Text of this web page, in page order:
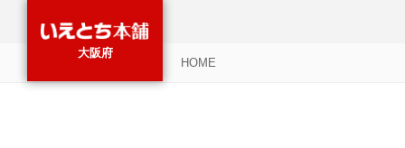
大阪府
HOME